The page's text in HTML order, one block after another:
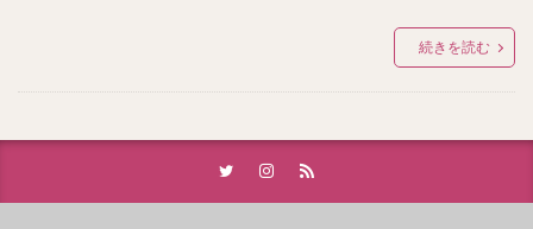
続きを読む